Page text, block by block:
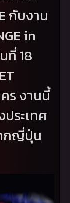
กับงาน
in
ที่ 18
ร งานนี้
ระเทศ
กญี่ปุ่น